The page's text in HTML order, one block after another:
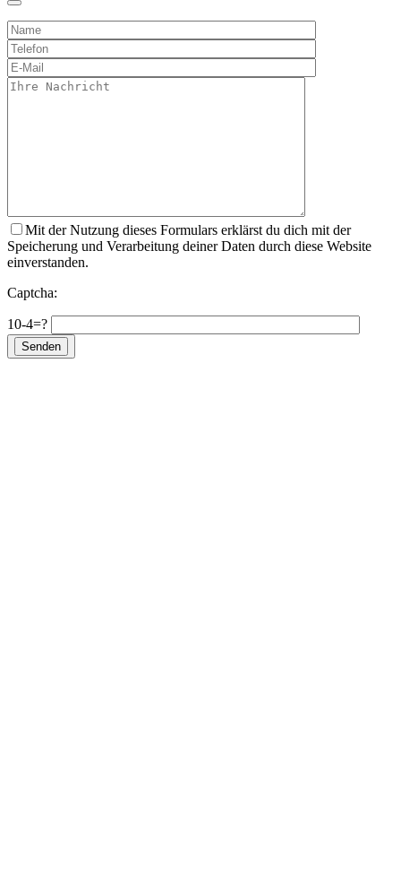
Mit der Nutzung dieses Formulars erklärst du dich mit der
Speicherung und Verarbeitung deiner Daten durch diese Website
einverstanden.
Captcha:
10-4=?